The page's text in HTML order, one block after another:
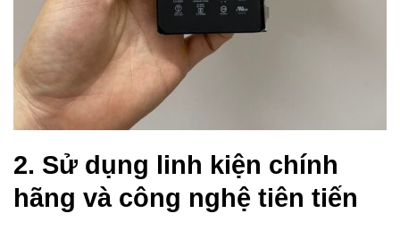
2. Sử dụng linh kiện chính
hãng và công nghệ tiên tiến